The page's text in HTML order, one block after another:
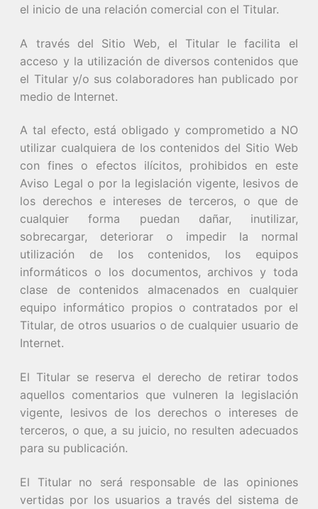
el inicio de una relación comercial con el Titular.
A través del Sitio Web, el Titular le facilita el
acceso y la utilización de diversos contenidos que
el Titular y/o sus colaboradores han publicado por
medio de Internet.
A tal efecto, está obligado y comprometido a NO
utilizar cualquiera de los contenidos del Sitio Web
con fines o efectos ilícitos, prohibidos en este
Aviso Legal o por la legislación vigente, lesivos de
los derechos e intereses de terceros, o que de
cualquier forma puedan dañar, inutilizar,
sobrecargar, deteriorar o impedir la normal
utilización de los contenidos, los equipos
informáticos o los documentos, archivos y toda
clase de contenidos almacenados en cualquier
equipo informático propios o contratados por el
Titular, de otros usuarios o de cualquier usuario de
Internet.
El Titular se reserva el derecho de retirar todos
aquellos comentarios que vulneren la legislación
vigente, lesivos de los derechos o intereses de
terceros, o que, a su juicio, no resulten adecuados
para su publicación.
El Titular no será responsable de las opiniones
vertidas por los usuarios a través del sistema de